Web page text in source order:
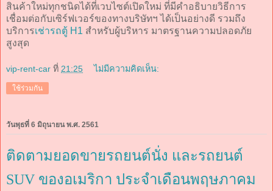
สินค้าใหม่ทุกชนิดได้ที่เวบไซต์เปิดใหม่ ที่มีคำอธิบายวิธีการ
เชื่อมต่อกับเซิร์ฟเวอร์ของทางบริษัทฯ ได้เป็นอย่างดี รวมถึง
บริการเช่ารถตู้ H1 สำหรับผู้บริหาร มาตรฐานความปลอดภัย
สูงสุด
vip-rent-car ที่ 21:25 ไม่มีความคิดเห็น:
ใช้ร่วมกัน
วันพุธที่ 6 มิถุนายน พ.ศ. 2561
ติดตามยอดขายรถยนต์นั่ง และรถยนต์
SUV ของอเมริกา ประจำเดือนพฤษภาคม